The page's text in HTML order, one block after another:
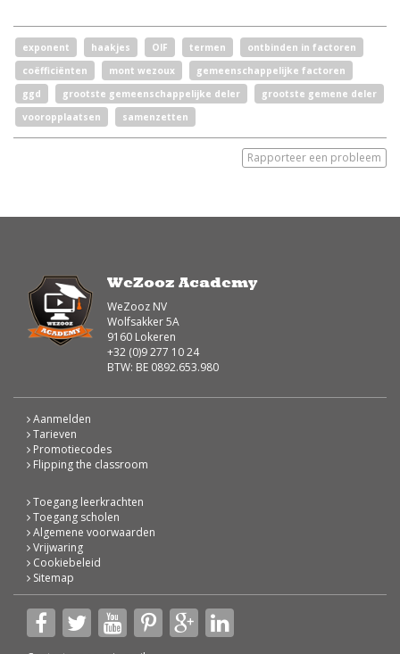
exponent haakjes OIF termen
ontbinden in factoren
coëfficiënten
mont wezoux
gemeenschappelijke factoren
ggd
grootste gemeenschappelijke deler
grootste gemene deler
vooropplaatsen
samenzetten
Rapporteer een probleem
WeZooz Academy
WeZooz NV
Wolfsakker 5A
9160 Lokeren
+32 (0)9 277 10 24
BTW: BE 0892.653.980
Aanmelden
Tarieven
Promotiecodes
Flipping the classroom
Toegang leerkrachten
Toegang scholen
Algemene voorwaarden
Vrijwaring
Cookiebeleid
Sitemap